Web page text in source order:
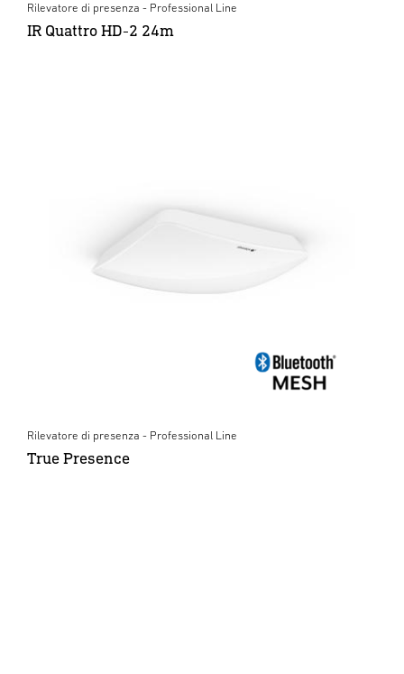
Rilevatore di presenza - Professional Line
IR Quattro HD-2 24m
Rilevatore di presenza - Professional Line
True Presence